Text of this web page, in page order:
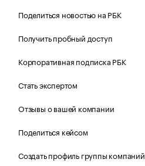
Поделиться новостью на РБК
Получить пробный доступ
Корпоративная подписка РБК
Стать экспертом
Отзывы о вашей компании
Поделиться кейсом
Создать профиль группы компаний